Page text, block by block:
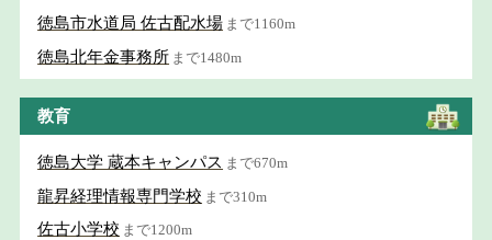
徳島市水道局 佐古配水場 まで1160m
徳島北年金事務所 まで1480m
教育
徳島大学 蔵本キャンパス まで670m
龍昇経理情報専門学校 まで310m
佐古小学校 まで1200m